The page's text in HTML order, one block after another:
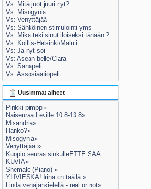
Vs: Mitä juot juuri nyt?
Vs: Misogynia
Vs: Venyttäjää
Vs: Sähköinen stimulointi yms
Vs: Mikä teki sinut iloiseksi tänään ?
Vs: Koillis-Helsinki/Malmi
Vs: Ja nyt soi
Vs: Asean belle/Clara
Vs: Sanapeli
Vs: Assosiaatiopeli
Uusimmat aiheet
Pinkki pimppi»
Naiseuraa Leville 10.8-13.8»
Misandria»
Hanko?»
Misogynia»
Venyttäjää »
Kuopio seuraa sinkulleETTE SAA
KUVIA»
Shemale (Piano) »
YLIVIESKA! Irina on täällä »
Linda venäjänkielellä - real or not»